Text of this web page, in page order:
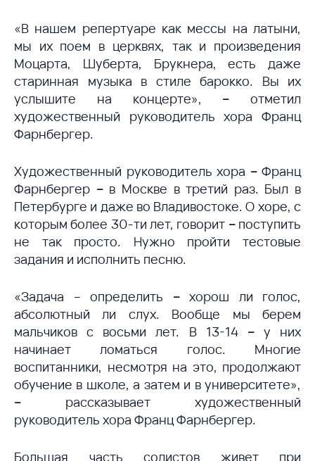
«В нашем репертуаре как мессы на латыни,
мы их поем в церквях, так и произведения
Моцарта, Шуберта, Брукнера, есть даже
старинная музыка в стиле барокко. Вы их
услышите на концерте», – отметил
художественный руководитель хора Франц
Фарнбергер.
Художественный руководитель хора –Франц
Фарнбергер –в Москве в третий раз. Был в
Петербурге и даже во Владивостоке. О хоре, с
которым более 30-ти лет, говорит –поступить
не так просто. Нужно пройти тестовые
задания и исполнить песню.
«Задача – определить –хорош ли голос,
абсолютный ли слух. Вообще мы берем
мальчиков с восьми лет. В 13-14 –у них
начинает ломаться голос. Многие
воспитанники, несмотря на это, продолжают
обучение в школе, а затем и в университете»,
– рассказывает художественный
руководитель хора Франц Фарнбергер.
Большая часть солистов живет при